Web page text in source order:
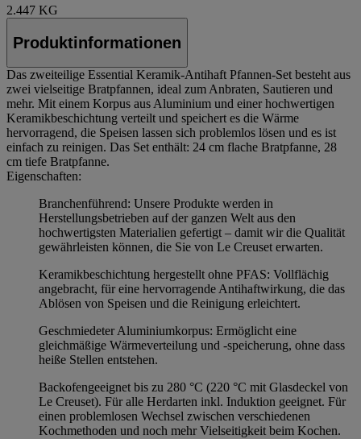
2.447 KG
Produktinformationen
Das zweiteilige Essential Keramik-Antihaft Pfannen-Set besteht aus
zwei vielseitige Bratpfannen, ideal zum Anbraten, Sautieren und
mehr. Mit einem Korpus aus Aluminium und einer hochwertigen
Keramikbeschichtung verteilt und speichert es die Wärme
hervorragend, die Speisen lassen sich problemlos lösen und es ist
einfach zu reinigen. Das Set enthält: 24 cm flache Bratpfanne, 28
cm tiefe Bratpfanne.
Eigenschaften:
Branchenführend: Unsere Produkte werden in
Herstellungsbetrieben auf der ganzen Welt aus den
hochwertigsten Materialien gefertigt – damit wir die Qualität
gewährleisten können, die Sie von Le Creuset erwarten.
Keramikbeschichtung hergestellt ohne PFAS: Vollflächig
angebracht, für eine hervorragende Antihaftwirkung, die das
Ablösen von Speisen und die Reinigung erleichtert.
Geschmiedeter Aluminiumkorpus: Ermöglicht eine
gleichmäßige Wärmeverteilung und -speicherung, ohne dass
heiße Stellen entstehen.
Backofengeeignet bis zu 280 °C (220 °C mit Glasdeckel von
Le Creuset). Für alle Herdarten inkl. Induktion geeignet. Für
einen problemlosen Wechsel zwischen verschiedenen
Kochmethoden und noch mehr Vielseitigkeit beim Kochen.